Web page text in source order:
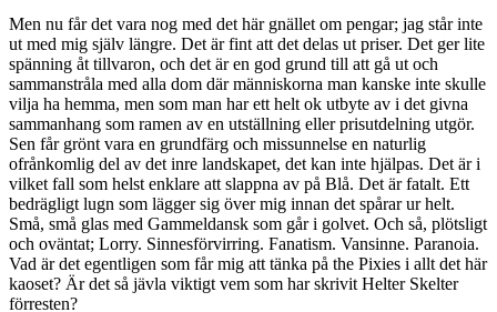
Men nu får det vara nog med det här gnället om pengar; jag står inte
ut med mig själv längre. Det är fint att det delas ut priser. Det ger lite
spänning åt tillvaron, och det är en god grund till att gå ut och
sammanstråla med alla dom där människorna man kanske inte skulle
vilja ha hemma, men som man har ett helt ok utbyte av i det givna
sammanhang som ramen av en utställning eller prisutdelning utgör.
Sen får grönt vara en grundfärg och missunnelse en naturlig
ofrånkomlig del av det inre landskapet, det kan inte hjälpas. Det är i
vilket fall som helst enklare att slappna av på Blå. Det är fatalt. Ett
bedrägligt lugn som lägger sig över mig innan det spårar ur helt.
Små, små glas med Gammeldansk som går i golvet. Och så, plötsligt
och oväntat; Lorry. Sinnesförvirring. Fanatism. Vansinne. Paranoia.
Vad är det egentligen som får mig att tänka på the Pixies i allt det här
kaoset? Är det så jävla viktigt vem som har skrivit Helter Skelter
förresten?